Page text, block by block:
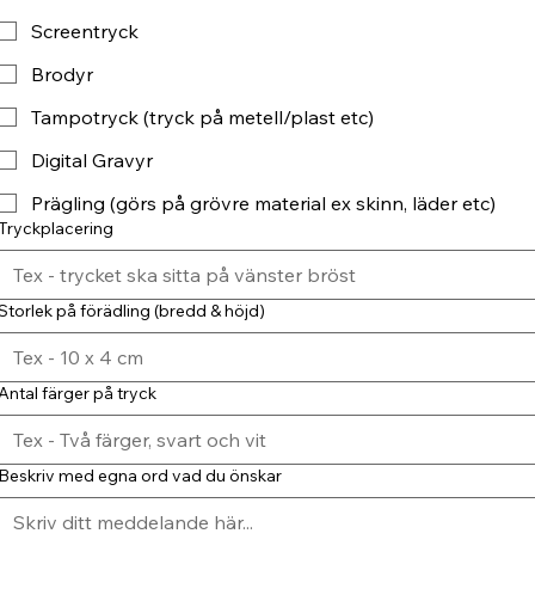
Screentryck
Brodyr
Tampotryck (tryck på metell/plast etc)
Digital Gravyr
Prägling (görs på grövre material ex skinn, läder etc)
på förädling (bredd & höjd)
färger på tryck
med egna ord vad du önskar